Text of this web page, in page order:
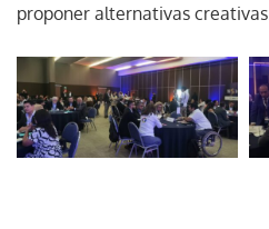
proponer alternativas creativas.